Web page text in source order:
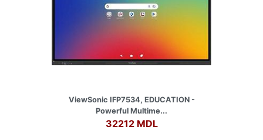
ViewSonic IFP7534, EDUCATION -
Powerful Multime...
32212 MDL